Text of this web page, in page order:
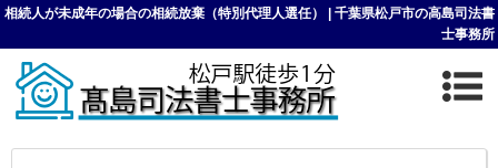
相続人が未成年の場合の相続放棄（特別代理人選任） | 千葉県松戸市の高島司法書
士事務所